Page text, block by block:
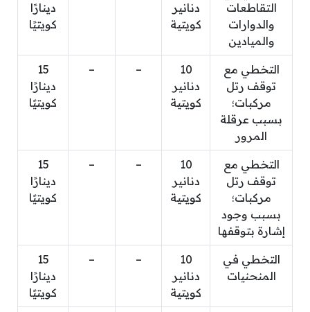
التقاطعات
والدوارات
والميادين
دنانير
كويتية
دينارًا
كويتيًا
التخطي مع
توقف رتل
مركبات؛
بسبب عرقلة
المرور
10
دنانير
كويتية
–
–
15
دينارًا
كويتيًا
التخطي مع
توقف رتل
مركبات؛
بسبب وجود
إشارة بتوقفها
10
دنانير
كويتية
–
–
15
دينارًا
كويتيًا
التخطي في
المنحنيات
10
دنانير
كويتية
–
–
15
دينارًا
كويتيًا